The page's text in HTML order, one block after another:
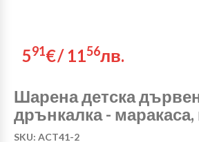
591€/ 1156лв.
Шарена детска
дрънкалка -
SKU: ACT41-2